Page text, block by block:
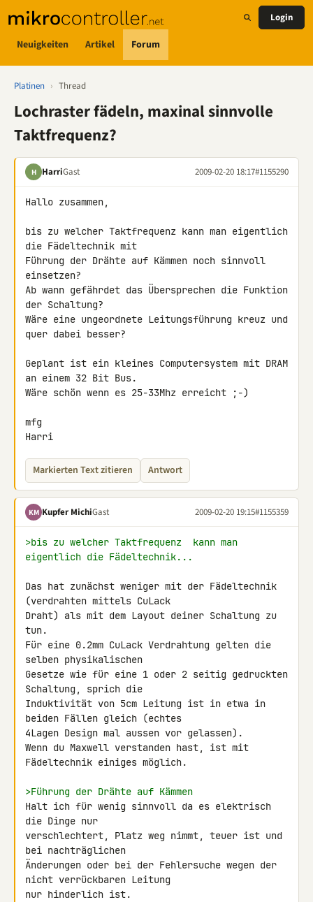
Neuigkeiten Artikel Forum
Login
Platinen › Thread
Lochraster fädeln, maxinal sinnvolle
Taktfrequenz?
H HarriGast 2009-02-20 18:17#1155290
Hallo zusammen,
bis zu welcher Taktfrequenz kann man eigentlich
die Fädeltechnik mit
Führung der Drähte auf Kämmen noch sinnvoll
einsetzen?
Ab wann gefährdet das Übersprechen die Funktion
der Schaltung?
Wäre eine ungeordnete Leitungsführung kreuz und
quer dabei besser?
Geplant ist ein kleines Computersystem mit DRAM
an einem 32 Bit Bus.
Wäre schön wenn es 25-33Mhz erreicht ;-)
mfg
Harri
Markierten Text zitieren Antwort
KM Kupfer MichiGast 2009-02-20 19:15#1155359
>bis zu welcher Taktfrequenz  kann man
eigentlich die Fädeltechnik...
Das hat zunächst weniger mit der Fädeltechnik
(verdrahten mittels CuLack
Draht) als mit dem Layout deiner Schaltung zu
tun.
Für eine 0.2mm CuLack Verdrahtung gelten die
selben physikalischen
Gesetze wie für eine 1 oder 2 seitig gedruckten
Schaltung, sprich die
Induktivität von 5cm Leitung ist in etwa in
beiden Fällen gleich (echtes
4Lagen Design mal aussen vor gelassen).
Wenn du Maxwell verstanden hast, ist mit
Fädeltechnik einiges möglich.
>Führung der Drähte auf Kämmen
Halt ich für wenig sinnvoll da es elektrisch
die Dinge nur
verschlechtert, Platz weg nimmt, teuer ist und
bei nachträglichen
Änderungen oder bei der Fehlersuche wegen der
nicht verrückbaren Leitung
nur hinderlich ist.